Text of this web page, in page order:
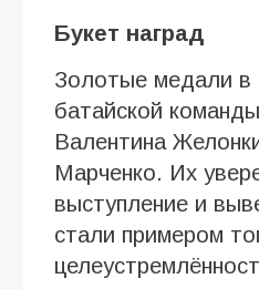
Букет наград
Золотые медали в
батайской
Валентина
Марченко. Их
выступление и
стали примером